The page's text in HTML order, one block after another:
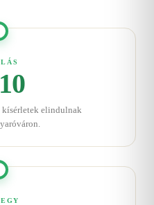
kísérletek elindulnak